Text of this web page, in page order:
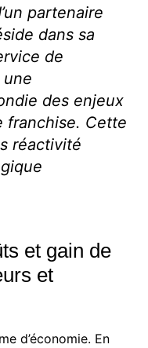
partenaire
dans sa
de
des enjeux
franchise. Cette
réactivité
et gain de
et
d’économie. En